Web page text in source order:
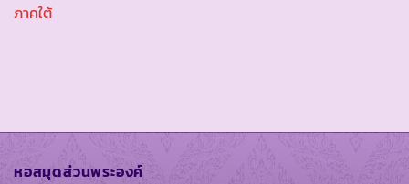
ภาคใต้
หอสมุดส่วนพระองค์